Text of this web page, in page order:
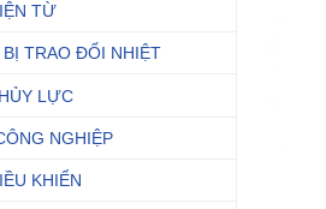
TỪ
TRAO ĐỔI NHIỆT
LỰC
NGHIỆP
KHIỂN